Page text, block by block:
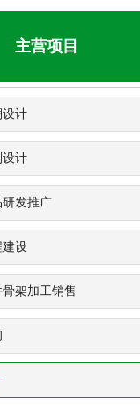
主营项目
设计
设计
发推广
建设
架加工销售